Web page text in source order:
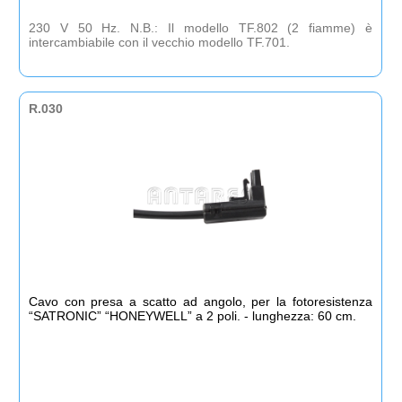
230 V 50 Hz. N.B.: Il modello TF.802 (2 fiamme) è
intercambiabile con il vecchio modello TF.701.
R.030
Cavo con presa a scatto ad angolo, per la fotoresistenza
“SATRONIC” “HONEYWELL” a 2 poli. - lunghezza: 60 cm.